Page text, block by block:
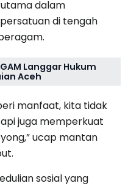
dalam
di tengah
Langgar Hukum
Aceh
manfaat, kita tidak
juga memperkuat
ucap mantan
sosial yang